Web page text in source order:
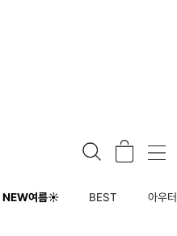
NEW여름☀️ BEST 아우터